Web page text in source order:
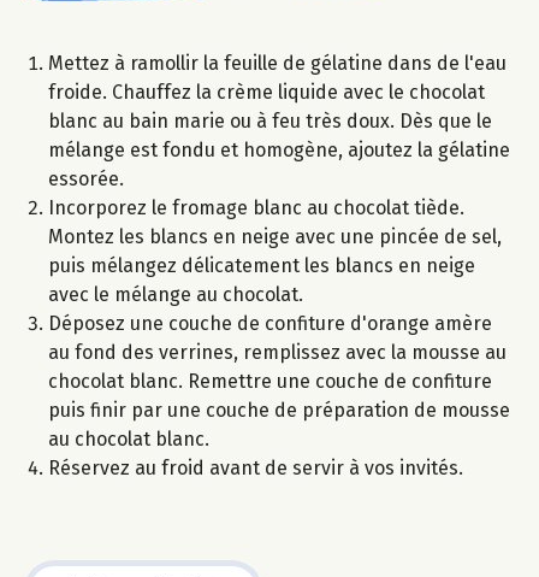
Mettez à ramollir la feuille de gélatine dans de l'eau
froide. Chauffez la crème liquide avec le chocolat
blanc au bain marie ou à feu très doux. Dès que le
mélange est fondu et homogène, ajoutez la gélatine
essorée.
Incorporez le fromage blanc au chocolat tiède.
Montez les blancs en neige avec une pincée de sel,
puis mélangez délicatement les blancs en neige
avec le mélange au chocolat.
Déposez une couche de confiture d'orange amère
au fond des verrines, remplissez avec la mousse au
chocolat blanc. Remettre une couche de confiture
puis finir par une couche de préparation de mousse
au chocolat blanc.
Réservez au froid avant de servir à vos invités.